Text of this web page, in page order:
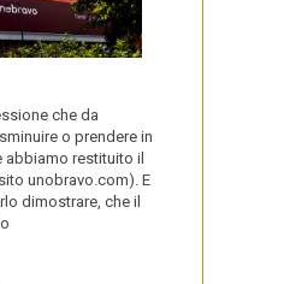
che da
o prendere in
abbiamo restituito il
unobravo.com). E
dimostrare, che il